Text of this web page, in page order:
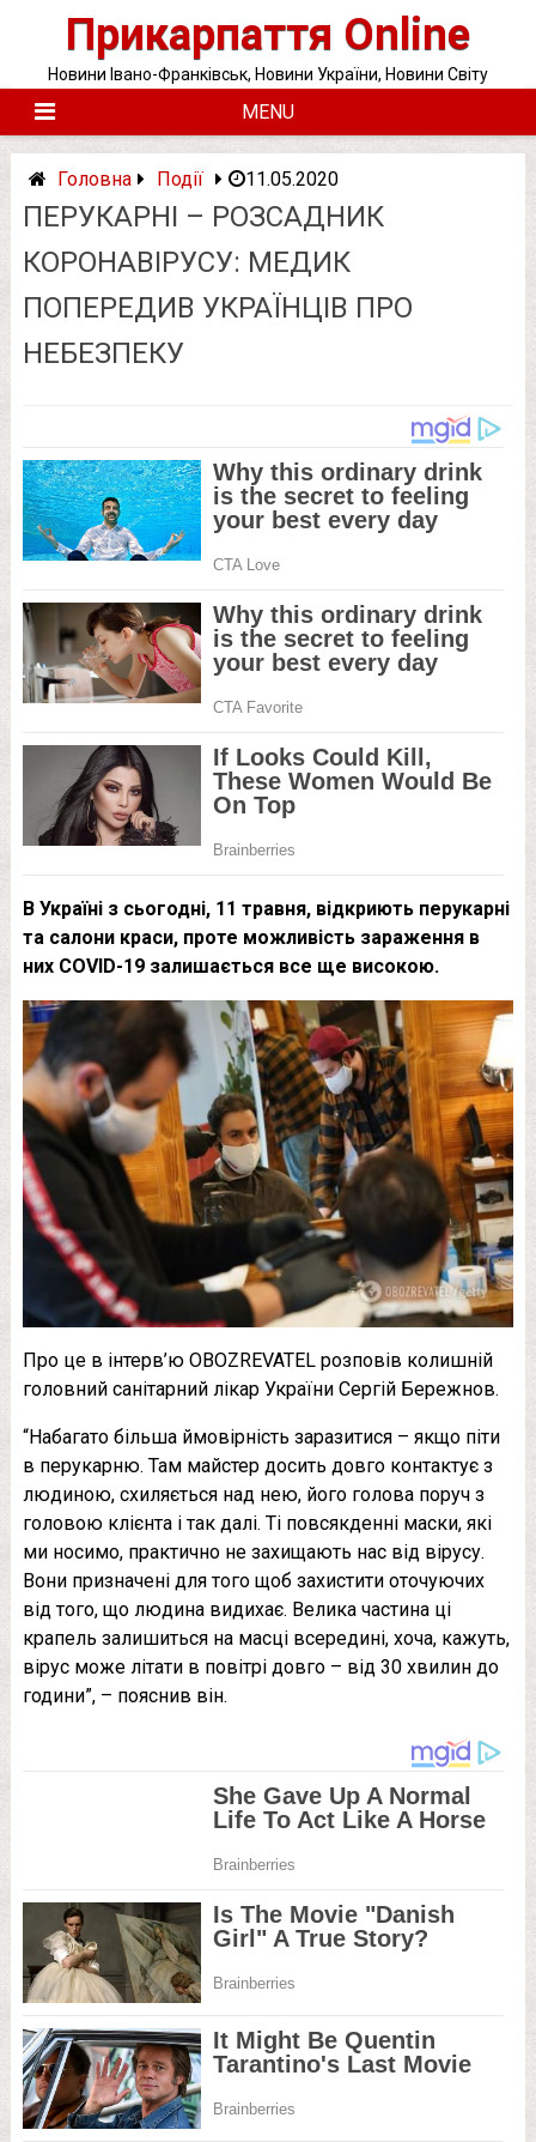
Прикарпаття Online
Новини Івано-Франківськ, Новини України, Новини Світу
MENU
Головна Події 11.05.2020
ПЕРУКАРНІ – РОЗСАДНИК
КОРОНАВІРУСУ: МЕДИК
ПОПЕРЕДИВ УКРАЇНЦІВ ПРО
НЕБЕЗПЕКУ
В Україні з сьогодні, 11 травня, відкриють перукарні
та салони краси, проте можливість зараження в
них COVID-19 залишається все ще високою.
Про це в інтерв’ю OBOZREVATEL розповів колишній
головний санітарний лікар України Сергій Бережнов.
“Набагато більша ймовірність заразитися – якщо піти
в перукарню. Там майстер досить довго контактує з
людиною, схиляється над нею, його голова поруч з
головою клієнта і так далі. Ті повсякденні маски, які
ми носимо, практично не захищають нас від вірусу.
Вони призначені для того щоб захистити оточуючих
від того, що людина видихає. Велика частина ці
крапель залишиться на масці всередині, хоча, кажуть,
вірус може літати в повітрі довго – від 30 хвилин до
години”, – пояснив він.